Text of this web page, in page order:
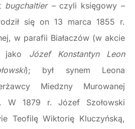
bugchaltier – czyli księgowy –
się on 13 marca 1855 r.
w parafii Białaczów (w akcie
jako Józef Konstantyn Leon
); był synem Leona
Miedzny Murowanej
W 1879 r. Józef Szołowski
Teofilę Wiktorię Kluczyńską,